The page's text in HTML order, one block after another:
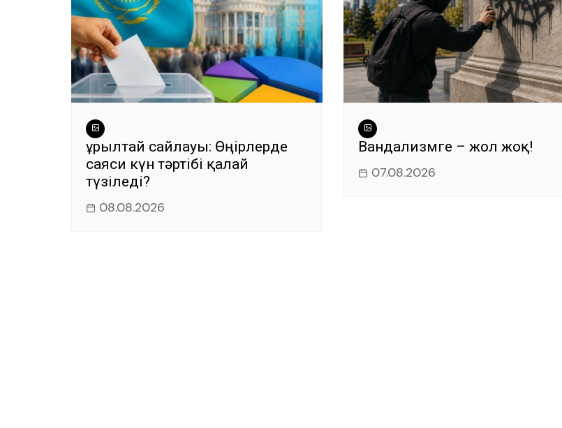
Құрылтай сайлауы: Өңірлерде
саяси күн тәртібі қалай
түзіледі?
08.08.2026
Вандализмге – жол жоқ!
07.08.2026